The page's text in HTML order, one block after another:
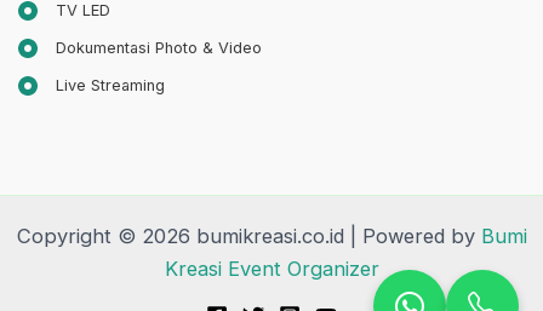
TV LED
Dokumentasi Photo & Video
Live Streaming
Copyright © 2026 bumikreasi.co.id | Powered by Bumi
Kreasi Event Organizer